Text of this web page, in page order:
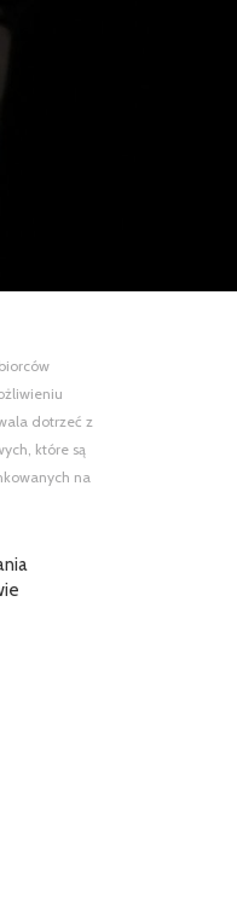
dotrzeć z
które są
na